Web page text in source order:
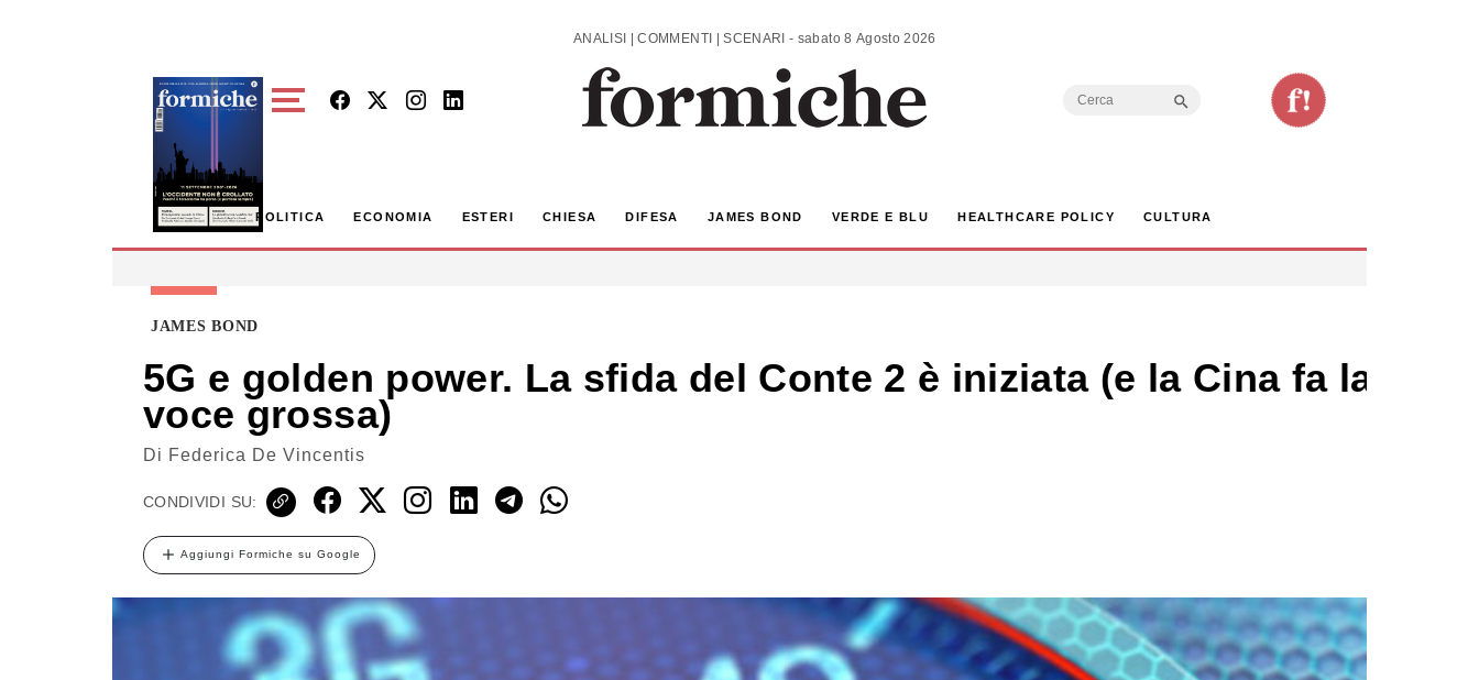
ANALISI | COMMENTI | SCENARI - sabato 8 Agosto 2026
Search
POLITICA ECONOMIA ESTERI CHIESA DIFESA JAMES BOND VERDE E BLU HEALTHCARE POLICY CULTURA
JAMES BOND
5G e golden power. La sfida del Conte 2 è iniziata (e la Cina fa la
voce grossa)
Di Federica De Vincentis
CONDIVIDI SU:
Aggiungi Formiche su Google